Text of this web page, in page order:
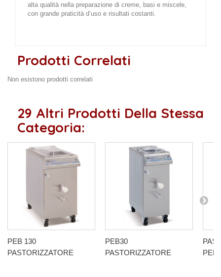
alta qualità nella preparazione di creme, basi e miscele,
con grande praticità d’uso e risultati costanti.
Prodotti Correlati
Non esistono prodotti correlati
29 Altri Prodotti Della Stessa
Categoria:
PEB 130
PASTORIZZATORE
PEB30
PASTORIZZATORE